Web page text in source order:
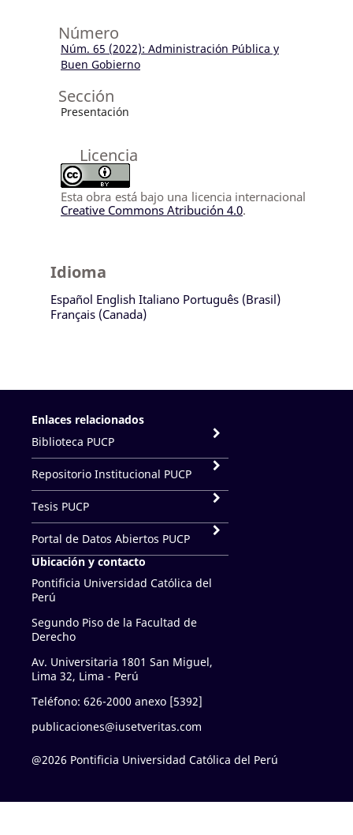
Número
Núm. 65 (2022): Administración Pública y
Buen Gobierno
Sección
Presentación
Licencia
Esta obra está bajo una licencia internacional
Creative Commons Atribución 4.0.
Idioma
Español English Italiano Português (Brasil)
Français (Canada)
Enlaces relacionados
Biblioteca PUCP
Repositorio Institucional PUCP
Tesis PUCP
Portal de Datos Abiertos PUCP
Ubicación y contacto
Pontificia Universidad Católica del
Perú
Segundo Piso de la Facultad de
Derecho
Av. Universitaria 1801 San Miguel,
Lima 32, Lima - Perú
Teléfono: 626-2000 anexo [5392]
publicaciones@iusetveritas.com
@2026 Pontificia Universidad Católica del Perú